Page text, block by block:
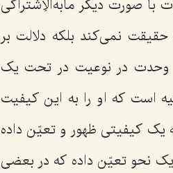
صورت‌ دیگر مابه‌الاِشتراکى
نمى‌کند بلکه دلالت بر
وحدت در نوعیت در تحت یک
است که او را به این کیفیت
یک کیفیتى ظهور و تعیّن داده
یک نحو تعیّن داده که در بعضى